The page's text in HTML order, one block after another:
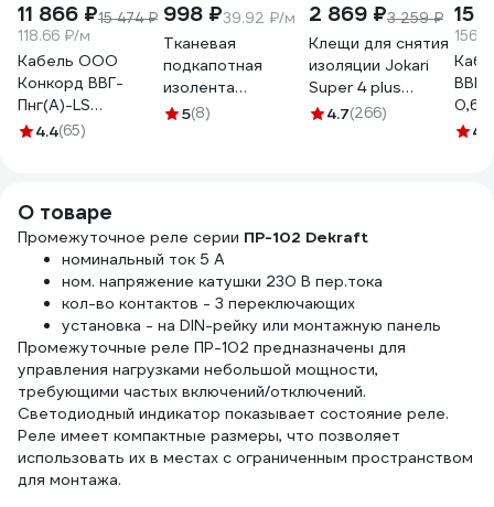
11 866 ₽15 474 ₽
118.66 ₽/м
Кабель ООО
Конкорд ВВГ-
Пнг(А)-LS
3x2,5ок(N, PE) -
4.4(65)
998 ₽39.92 ₽/м
Тканевая
подкапотная
изолента
Terminator Izt
5(8)
2 869 ₽3 259 ₽
Клещи для снятия
изоляции Jokari
Super 4 plus
20050
4.7(266)
15
0,66
4.5
О товаре
Промежуточное реле серии ПР-102 Dekraft
номинальный ток 5 А
ном. напряжение катушки 230 В пер.тока
кол-во контактов - 3 переключающих
установка - на DIN-рейку или монтажную панель
Промежуточные реле ПР-102 предназначены для
управления нагрузками небольшой мощности,
требующими частых включений/отключений.
Светодиодный индикатор показывает состояние реле.
Реле имеет компактные размеры, что позволяет
использовать их в местах с ограниченным пространством
для монтажа.